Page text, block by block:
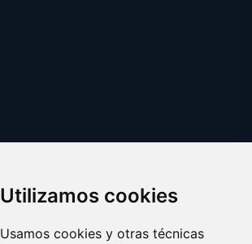
Utilizamos cookies
Usamos cookies y otras técnicas